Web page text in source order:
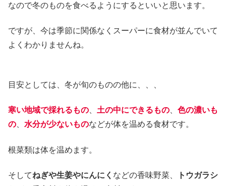
なので冬のものを食べるようにするといいと思います。
ですが、今は季節に関係なくスーパーに食材が並んでいて
よくわかりませんね。
目安としては、冬が旬のものの他に、、、
寒い地域で採れるもの 土の中にできるもの
色の濃いも
の
水分が少ないものなどが体を温める食材です。
根菜類は体を温めます。
そしてねぎや生姜やにんにく などの香味野菜、
トウガラシ